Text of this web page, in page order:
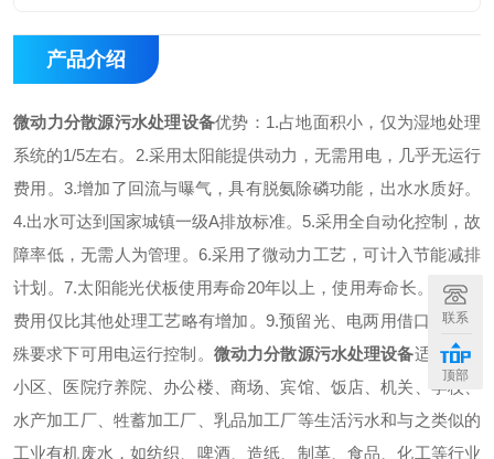
产品介绍
微动力分散源污水处理设备优势： 1.占地面积小，仅为湿地处理
系统的1/5左右。 2.采用太阳能提供动力，无需用电，几乎无运行
费用。 3.增加了回流与曝气，具有脱氨除磷功能，出水水质好。
4.出水可达到国家城镇一级A排放标准。 5.采用全自动化控制，故
障率低，无需人为管理。 6.采用了微动力工艺，可计入节能减排
计划。 7.太阳能光伏板使用寿命20年以上，使用寿命长。
8.投资
费用仅比其他处理工艺略有增加。 9.预留光、电两用借口，在特
殊要求下可用电运行控制。 微动力分散源污水处理设备适宜住宅
小区、医院疗养院、办公楼、商场、宾馆、饭店、机关、学校、
水产加工厂、牲蓄加工厂、乳品加工厂等生活污水和与之类似的
工业有机废水，如纺织、啤酒、造纸、制革、食品、化工等行业
联系
顶部